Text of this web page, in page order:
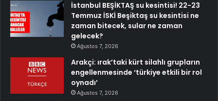
İstanbul BEŞİKTAŞ su kesintisi! 22-23
Temmuz İSKİ Beşiktaş su kesintisi ne
zaman bitecek, sular ne zaman
gelecek?
Ağustos 7, 2026
Arakçi: ırak’taki kürt silahlı grupların
engellenmesinde ‘türkiye etkili bir rol
oynadı’
Ağustos 7, 2026